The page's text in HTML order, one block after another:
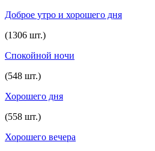
Доброе утро и хорошего дня
(1306 шт.)
Спокойной ночи
(548 шт.)
Хорошего дня
(558 шт.)
Хорошего вечера